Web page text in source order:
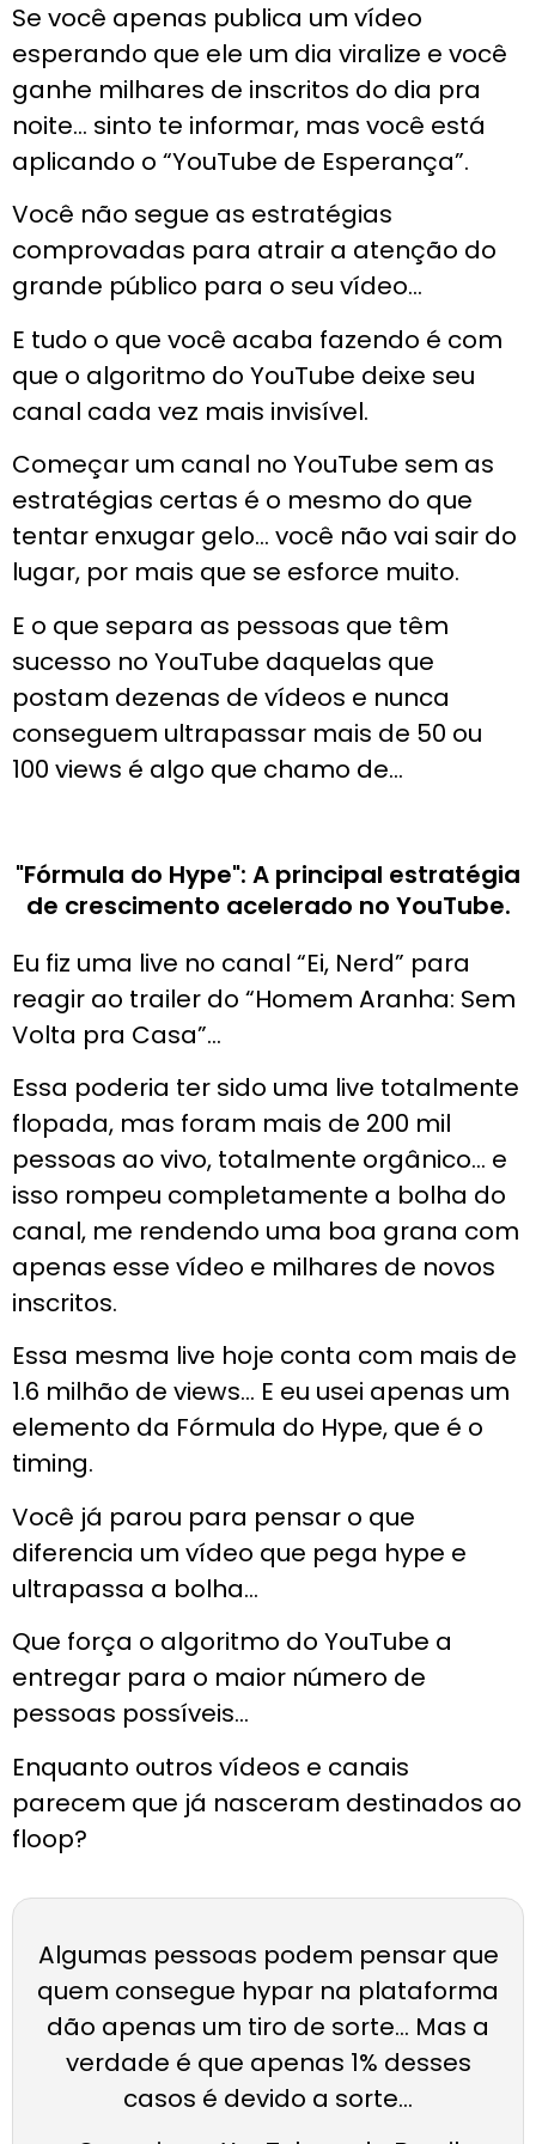
Se você apenas publica um vídeo
esperando que ele um dia viralize e você
ganhe milhares de inscritos do dia pra
noite… sinto te informar, mas você está
aplicando o “YouTube de Esperança”.
Você não segue as estratégias
comprovadas para atrair a atenção do
grande público para o seu vídeo…
E tudo o que você acaba fazendo é com
que o algoritmo do YouTube deixe seu
canal cada vez mais invisível.
Começar um canal no YouTube sem as
estratégias certas é o mesmo do que
tentar enxugar gelo… você não vai sair do
lugar, por mais que se esforce muito.
E o que separa as pessoas que têm
sucesso no YouTube daquelas que
postam dezenas de vídeos e nunca
conseguem ultrapassar mais de 50 ou
100 views é algo que chamo de…
"Fórmula do Hype": A principal estratégia
de crescimento acelerado no YouTube.
Eu fiz uma live no canal “Ei, Nerd” para
reagir ao trailer do “Homem Aranha: Sem
Volta pra Casa”…
Essa poderia ter sido uma live totalmente
flopada, mas foram mais de 200 mil
pessoas ao vivo, totalmente orgânico… e
isso rompeu completamente a bolha do
canal, me rendendo uma boa grana com
apenas esse vídeo e milhares de novos
inscritos.
Essa mesma live hoje conta com mais de
1.6 milhão de views… E eu usei apenas um
elemento da Fórmula do Hype, que é o
timing.
Você já parou para pensar o que
diferencia um vídeo que pega hype e
ultrapassa a bolha…
Que força o algoritmo do YouTube a
entregar para o maior número de
pessoas possíveis…
Enquanto outros vídeos e canais
parecem que já nasceram destinados ao
floop?
Algumas pessoas podem pensar que
quem consegue hypar na plataforma
dão apenas um tiro de sorte… Mas a
verdade é que apenas 1% desses
casos é devido a sorte…